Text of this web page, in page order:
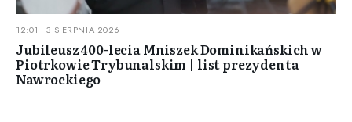
12:01 | 3 SIERPNIA 2026
Jubileusz 400-lecia Mniszek Dominikańskich w
Piotrkowie Trybunalskim | list prezydenta
Nawrockiego